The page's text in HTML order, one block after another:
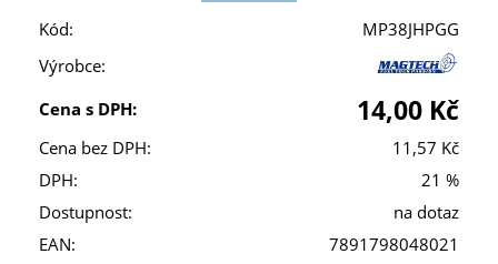
Kód:
MP38JHPGG
Výrobce:
Cena s DPH:
14,00 Kč
Cena bez DPH:
11,57 Kč
DPH:
21 %
Dostupnost:
na dotaz
EAN:
7891798048021